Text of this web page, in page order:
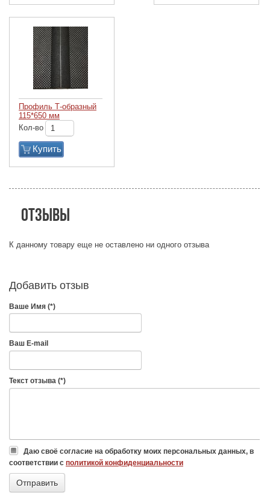
Профиль Т-образный
115*650 мм
Кол-во
Купить
Отзывы
К данному товару еще не оставлено ни одного отзыва
Добавить отзыв
Ваше Имя (*)
Ваш E-mail
Текст отзыва (*)
Даю своё согласие на обработку моих персональных данных, в
соответствии с политикой конфиденциальности